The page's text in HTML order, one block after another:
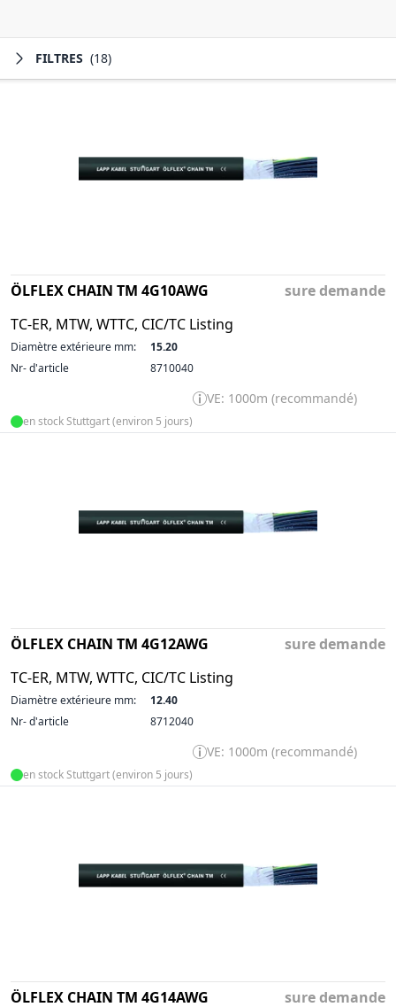
FILTRES (18)
ÖLFLEX CHAIN TM 4G10AWG
TC-ER, MTW, WTTC, CIC/TC Listing
sure demande
Diamètre extérieure mm:
15.20
Nr- d'article
8710040
VE: 1000m (recommandé)
en stock Stuttgart (environ 5 jours)
ÖLFLEX CHAIN TM 4G12AWG
TC-ER, MTW, WTTC, CIC/TC Listing
sure demande
Diamètre extérieure mm:
12.40
Nr- d'article
8712040
VE: 1000m (recommandé)
en stock Stuttgart (environ 5 jours)
ÖLFLEX CHAIN TM 4G14AWG sure demande